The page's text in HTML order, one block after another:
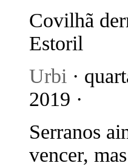
Covilhã
Estoril
Urbi ·
2019 ·
Serranos
vencer,